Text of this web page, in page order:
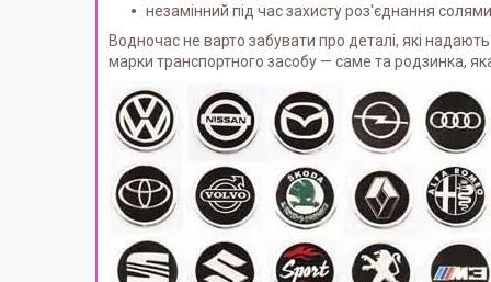
незамінний під час захисту роз'єднання
Водночас не варто забувати про деталі, які
марки транспортного засобу — саме та родзинка,